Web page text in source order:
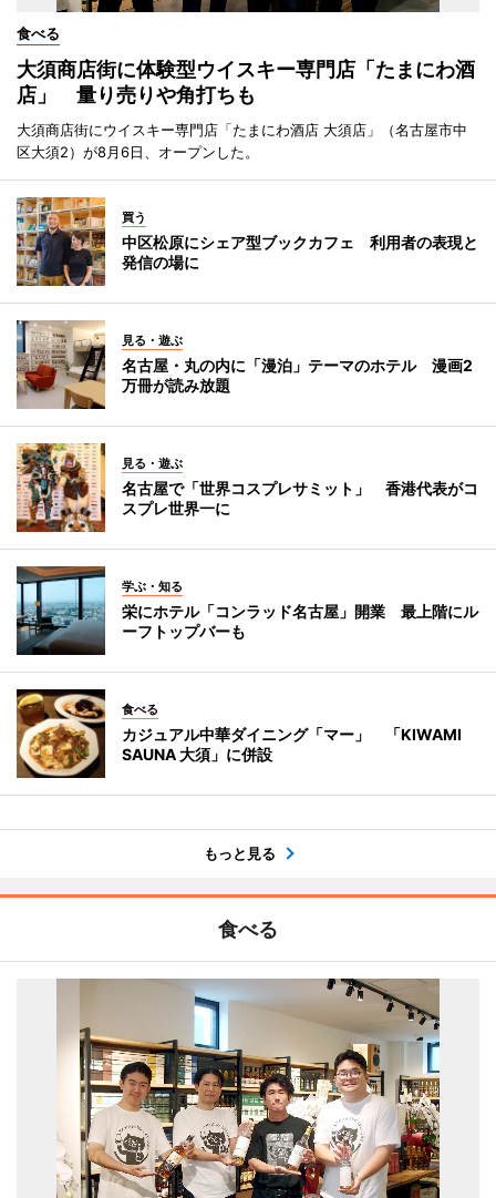
食べる
大須商店街に体験型ウイスキー専門店「たまにわ酒
店」 量り売りや角打ちも
大須商店街にウイスキー専門店「たまにわ酒店 大須店」（名古屋市中
区大須2）が8月6日、オープンした。
買う
中区松原にシェア型ブックカフェ 利用者の表現と
発信の場に
見る・遊ぶ
名古屋・丸の内に「漫泊」テーマのホテル 漫画2
万冊が読み放題
見る・遊ぶ
名古屋で「世界コスプレサミット」 香港代表がコ
スプレ世界一に
学ぶ・知る
栄にホテル「コンラッド名古屋」開業 最上階にル
ーフトップバーも
食べる
カジュアル中華ダイニング「マー」 「KIWAMI
SAUNA 大須」に併設
もっと見る
食べる